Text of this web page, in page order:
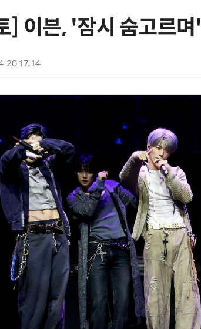
] 이븐, '잠시 숨고르며'
20 17:14